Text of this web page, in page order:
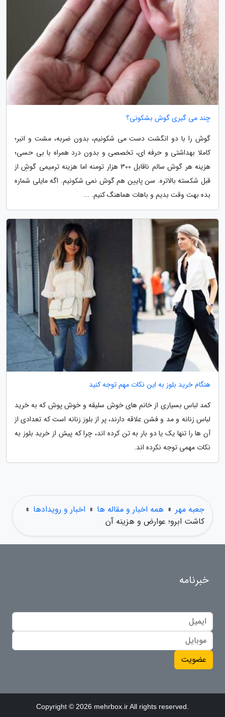
چند می گیری گوش بشکونی؟
گوش را با دو انگشت دست می شکونیم، بدون ضربه، مشت و انبر؛
کاملا بهداشتی و حرفه ای، تخصصی و بدون درد همراه با بی حسی؛
هزینه هر گوش سالم ناقابل 300 هزار تومنه اما هزینه ترمیمی گوشِ از
قبل شکسته بالاتره. سن پایین هم گوش نمی شکونیم. اگه مایلی شماره
بده بهت وقت بدیم و باهات هماهنگ کنیم. ...
هنگام خرید بلوز به این نکات مهم توجه کنید
کمد لباس بسیاری از خانم های خوش سلیقه و خوش پوش که به خرید
لباس زنانه و مد و فشن علاقه دارند، پر از بلوز زنانه است که تعدادی از
آن ها را تنها یک یا دو بار به تن کرده اند، چرا که پیش از خرید بلوز به
نکات مهمی توجه نکرده اند.
جعبه مهر » همه اخبار و مقاله ها » اخبار و رویدادها »
کاشت ابرو؛ عوارض و هزینه آن
خبرنامه
عضویت
Copyright © 2026 mehrbox.ir All rights reserved.